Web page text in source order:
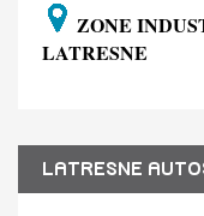
ZONE
LATRESNE
LATRESNE